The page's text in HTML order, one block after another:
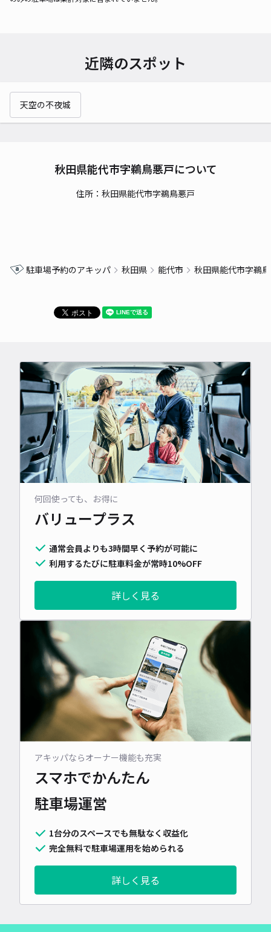
近隣のスポット
天空の不夜城
秋田県能代市字鵜鳥悪戸について
住所：秋田県能代市字鵜鳥悪戸
駐車場予約のアキッパ 秋田県 能代市 秋田県能代市字鵜
何回使っても、お得に
バリュープラス
通常会員よりも3時間早く予約が可能に
利用するたびに駐車料金が常時10%OFF
詳しく見る
アキッパならオーナー機能も充実
スマホでかんたん
駐車場運営
1台分のスペースでも無駄なく収益化
完全無料で駐車場運用を始められる
詳しく見る